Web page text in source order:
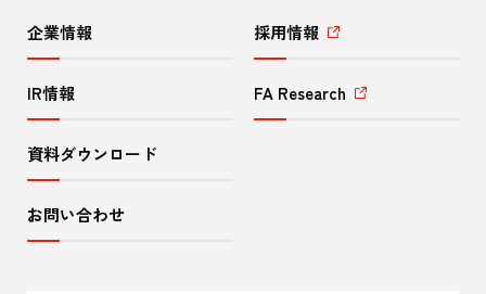
企業情報
IR情報
資料ダウンロード
お問い合わせ
採用情報
FA Research